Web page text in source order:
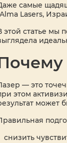
самые
Lasers,
этой статье мы
— это
этом
может
снизить